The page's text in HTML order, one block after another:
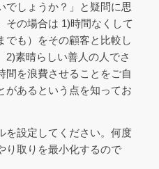
でしょうか？」と疑問に思
その場合は 1)時間なくして
でも）をその顧客と比較し
素晴らしい善人の人でさ
間を浪費させることをご自
があるという点を知ってお
を設定してください。何度
り取りを最小化するので